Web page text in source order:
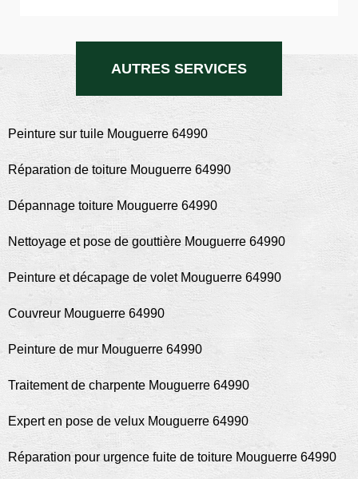
AUTRES SERVICES
Peinture sur tuile Mouguerre 64990
Réparation de toiture Mouguerre 64990
Dépannage toiture Mouguerre 64990
Nettoyage et pose de gouttière Mouguerre 64990
Peinture et décapage de volet Mouguerre 64990
Couvreur Mouguerre 64990
Peinture de mur Mouguerre 64990
Traitement de charpente Mouguerre 64990
Expert en pose de velux Mouguerre 64990
Réparation pour urgence fuite de toiture Mouguerre 64990